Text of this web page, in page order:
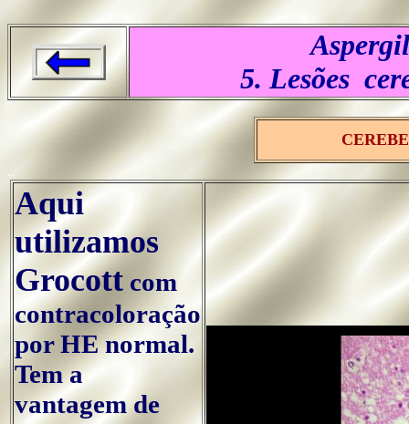
5. Lesões
..
Aqui
utilizamos
Grocott com
contracoloração
por HE normal.
Tem a
vantagem de